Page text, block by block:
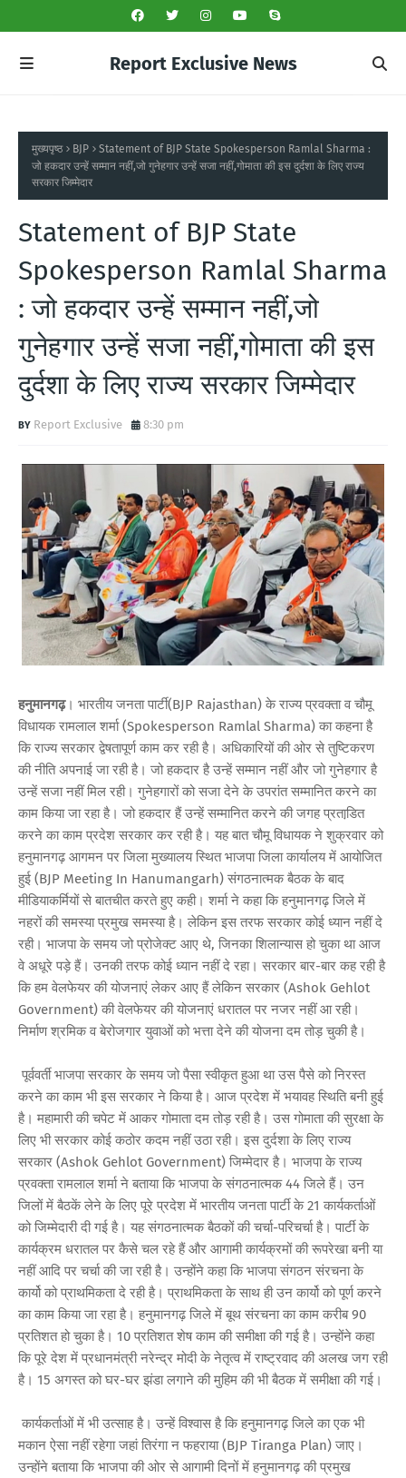
Report Exclusive News
मुख्यपृष्ठ BJP
Statement of BJP State Spokesperson Ramlal Sharma :
जो हकदार उन्हें सम्मान नहीं,जो गुनेहगार उन्हें सजा नहीं,गोमाता की इस दुर्दशा के लिए राज्य
सरकार जिम्मेदार
Statement of BJP State
Spokesperson Ramlal Sharma
: जो हकदार उन्हें सम्मान नहीं,जो
गुनेहगार उन्हें सजा नहीं,गोमाता की इस
दुर्दशा के लिए राज्य सरकार जिम्मेदार
Report Exclusive 8:30 pm
हनुमानगढ़। भारतीय जनता पार्टी(BJP Rajasthan) के राज्य प्रवक्ता व चौमू
विधायक रामलाल शर्मा (Spokesperson Ramlal Sharma) का कहना है
कि राज्य सरकार द्वेषतापूर्ण काम कर रही है। अधिकारियों की ओर से तुष्टिकरण
की नीति अपनाई जा रही है। जो हकदार है उन्हें सम्मान नहीं और जो गुनेहगार है
उन्हें सजा नहीं मिल रही। गुनेहगारों को सजा देने के उपरांत सम्मानित करने का
काम किया जा रहा है। जो हकदार हैं उन्हें सम्मानित करने की जगह प्रताडि़त
करने का काम प्रदेश सरकार कर रही है। यह बात चौमू विधायक ने शुक्रवार को
हनुमानगढ़ आगमन पर जिला मुख्यालय स्थित भाजपा जिला कार्यालय में आयोजित
हुई (BJP Meeting In Hanumangarh) संगठनात्मक बैठक के बाद
मीडियाकर्मियों से बातचीत करते हुए कही। शर्मा ने कहा कि हनुमानगढ़ जिले में
नहरों की समस्या प्रमुख समस्या है। लेकिन इस तरफ सरकार कोई ध्यान नहीं दे
रही। भाजपा के समय जो प्रोजेक्ट आए थे, जिनका शिलान्यास हो चुका था आज
वे अधूरे पड़े हैं। उनकी तरफ कोई ध्यान नहीं दे रहा। सरकार बार-बार कह रही है
कि हम वेलफेयर की योजनाएं लेकर आए हैं लेकिन सरकार (Ashok Gehlot
Government) की वेलफेयर की योजनाएं धरातल पर नजर नहीं आ रही।
निर्माण श्रमिक व बेरोजगार युवाओं को भत्ता देने की योजना दम तोड़ चुकी है।
पूर्ववर्ती भाजपा सरकार के समय जो पैसा स्वीकृत हुआ था उस पैसे को निरस्त
करने का काम भी इस सरकार ने किया है। आज प्रदेश में भयावह स्थिति बनी हुई
है। महामारी की चपेट में आकर गोमाता दम तोड़ रही है। उस गोमाता की सुरक्षा के
लिए भी सरकार कोई कठोर कदम नहीं उठा रही। इस दुर्दशा के लिए राज्य
सरकार (Ashok Gehlot Government) जिम्मेदार है। भाजपा के राज्य
प्रवक्ता रामलाल शर्मा ने बताया कि भाजपा के संगठनात्मक 44 जिले हैं। उन
जिलों में बैठकें लेने के लिए पूरे प्रदेश में भारतीय जनता पार्टी के 21 कार्यकर्ताओं
को जिम्मेदारी दी गई है। यह संगठनात्मक बैठकों की चर्चा-परिचर्चा है। पार्टी के
कार्यक्रम धरातल पर कैसे चल रहे हैं और आगामी कार्यक्रमों की रूपरेखा बनी या
नहीं आदि पर चर्चा की जा रही है। उन्होंने कहा कि भाजपा संगठन संरचना के
कार्यो को प्राथमिकता दे रही है। प्राथमिकता के साथ ही उन कार्यो को पूर्ण करने
का काम किया जा रहा है। हनुमानगढ़ जिले में बूथ संरचना का काम करीब 90
प्रतिशत हो चुका है। 10 प्रतिशत शेष काम की समीक्षा की गई है। उन्होंने कहा
कि पूरे देश में प्रधानमंत्री नरेन्द्र मोदी के नेतृत्व में राष्ट्रवाद की अलख जग रही
है। 15 अगस्त को घर-घर झंडा लगाने की मुहिम की भी बैठक में समीक्षा की गई।
कार्यकर्ताओं में भी उत्साह है। उन्हें विश्वास है कि हनुमानगढ़ जिले का एक भी
मकान ऐसा नहीं रहेगा जहां तिरंगा न फहराया (BJP Tiranga Plan) जाए।
उन्होंने बताया कि भाजपा की ओर से आगामी दिनों में हनुमानगढ़ की प्रमुख